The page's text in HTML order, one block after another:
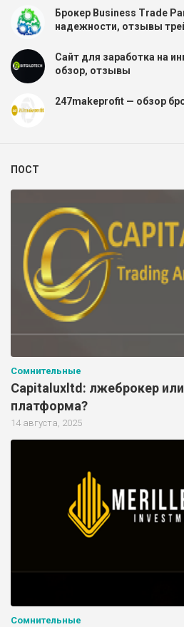
Брокер Business Trade
надежности, отзывы
Сайт для заработка на
обзор, отзывы
247makeprofit — обзор
ПОСТ
Сомнительные
Capitaluxltd: лжеброкер
платформа?
14 августа, 2025
Сомнительные